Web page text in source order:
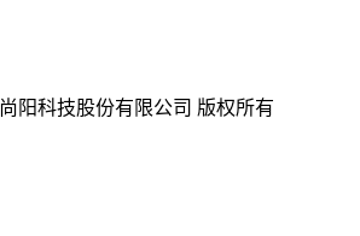
阳科技股份有限公司 版权所有